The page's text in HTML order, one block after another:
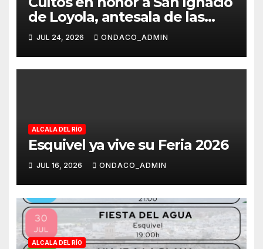
de Loyola, antesala de las
Fiestas Patronales de San
Ignacio del Viar
JUL 24, 2026 ONDACO_ADMIN
ALCALA DEL RÍO
Esquivel ya vive su Feria 2026
JUL 16, 2026 ONDACO_ADMIN
ALCALA DEL RÍO